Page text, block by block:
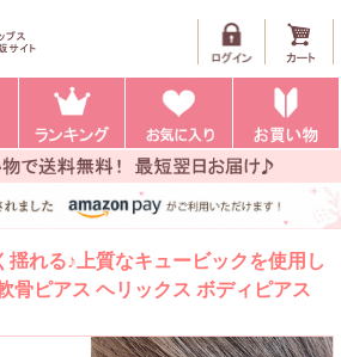
揺れる♪上質なキュービックを使用し
骨ピアス ヘリックス ボディピアス